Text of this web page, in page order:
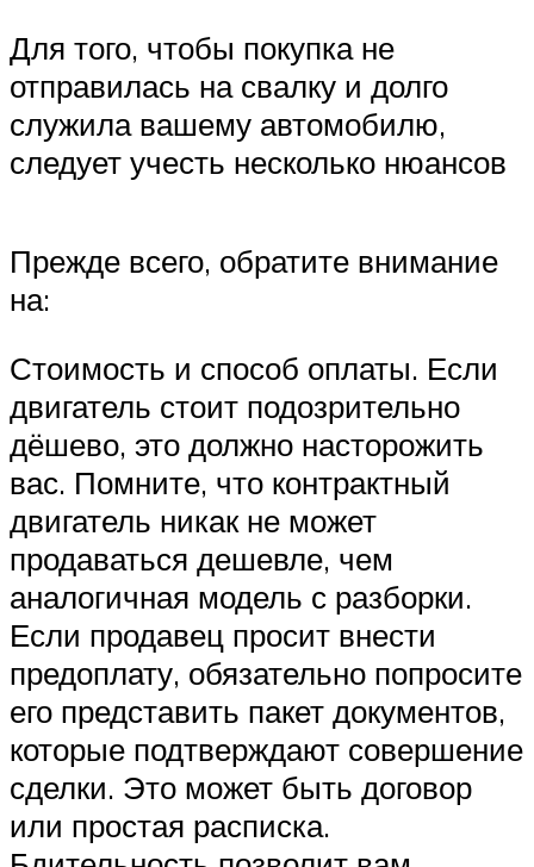
Для того, чтобы покупка не
отправилась на свалку и долго
служила вашему автомобилю,
следует учесть несколько нюансов
Прежде всего, обратите внимание
на:
Стоимость и способ оплаты. Если
двигатель стоит подозрительно
дёшево, это должно насторожить
вас. Помните, что контрактный
двигатель никак не может
продаваться дешевле, чем
аналогичная модель с разборки.
Если продавец просит внести
предоплату, обязательно попросите
его представить пакет документов,
которые подтверждают совершение
сделки. Это может быть договор
или простая расписка.